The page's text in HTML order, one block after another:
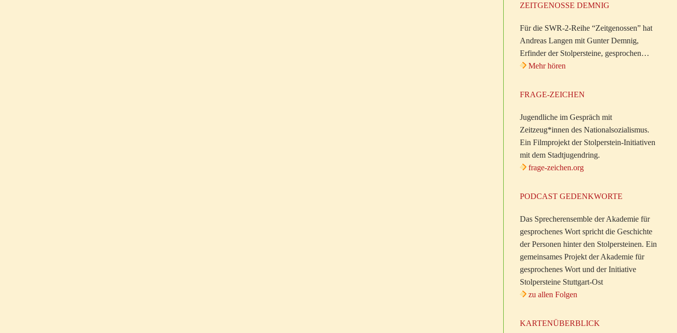
ZEITGENOSSE DEMNIG
Für die SWR-2-Reihe “Zeitgenossen” hat
Andreas Langen mit Gunter Demnig,
Erfinder der Stolpersteine, gesprochen…
Mehr hören
FRAGE-ZEICHEN
Jugendliche im Gespräch mit
Zeitzeug*innen des Nationalsozialismus.
Ein Filmprojekt der Stolperstein-Initiativen
mit dem Stadtjugendring.
frage-zeichen.org
PODCAST GEDENKWORTE
Das Sprecherensemble der Akademie für
gesprochenes Wort spricht die Geschichte
der Personen hinter den Stolpersteinen. Ein
gemeinsames Projekt der Akademie für
gesprochenes Wort und der Initiative
Stolpersteine Stuttgart-Ost
zu allen Folgen
KARTENÜBERBLICK